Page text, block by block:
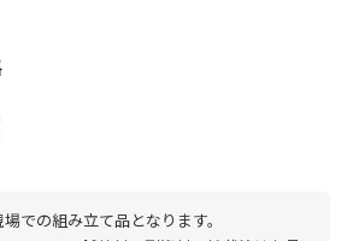
での組み立て品となります。